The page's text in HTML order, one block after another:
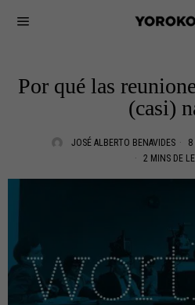
Por qué las
(casi)
JOSÉ ALBERTO BENAVIDES 8
2 MINS DE